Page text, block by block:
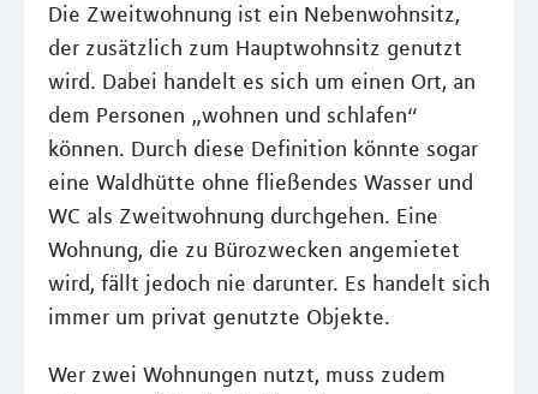
Die Zweitwohnung ist ein Nebenwohnsitz,
der zusätzlich zum Hauptwohnsitz genutzt
wird. Dabei handelt es sich um einen Ort, an
dem Personen „wohnen und schlafen“
können. Durch diese Definition könnte sogar
eine Waldhütte ohne fließendes Wasser und
WC als Zweitwohnung durchgehen. Eine
Wohnung, die zu Bürozwecken angemietet
wird, fällt jedoch nie darunter. Es handelt sich
immer um privat genutzte Objekte.
Wer zwei Wohnungen nutzt, muss zudem